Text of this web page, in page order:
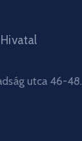
utca 46-48.